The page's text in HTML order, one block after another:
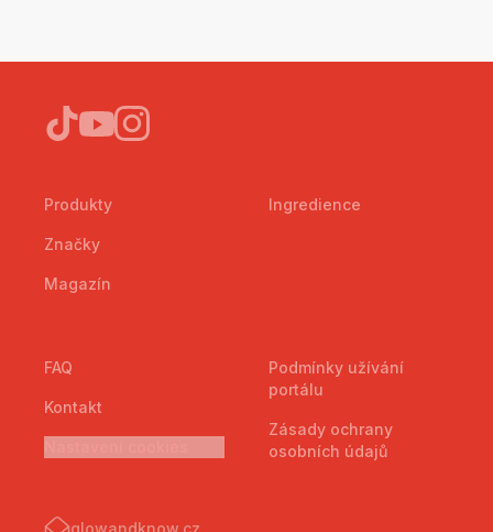
Produkty
Značky
Magazín
Ingredience
FAQ
Kontakt
Podmínky užívání
portálu
Zásady ochrany
osobních údajů
glowandknow.cz